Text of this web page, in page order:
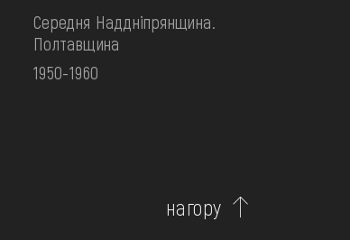
Середня Наддніпрянщина.
Полтавщина
1950-1960
нагору